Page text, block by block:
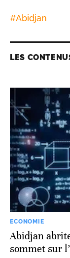
#Abidjan
LES
ECONOMIE
Abidjan
sommet sur